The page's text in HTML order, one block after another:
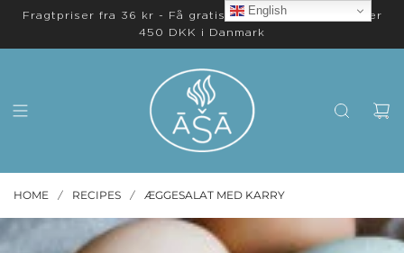
Fragtpriser fra 36 kr - Få gratis levering på ordrer over
450 DKK i Danmark
HOME / RECIPES / ÆGGESALAT MED KARRY
English